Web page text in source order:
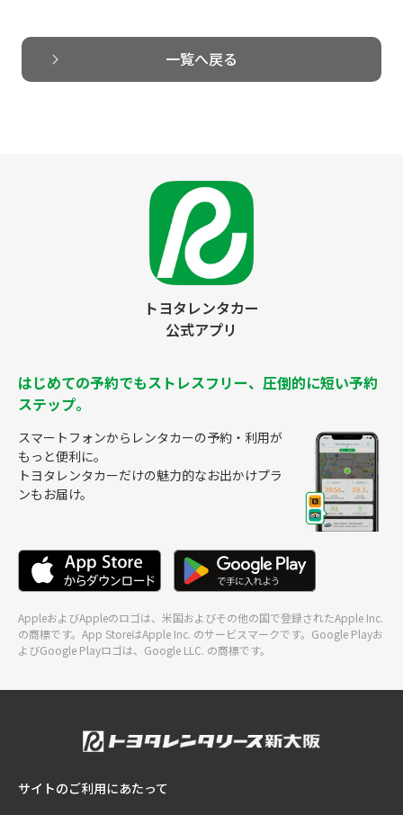
一覧へ戻る
トヨタレンタカー
公式アプリ
はじめての予約でもストレスフリー、圧倒的に短い予約
ステップ。
スマートフォンからレンタカーの予約・利用が
もっと便利に。
トヨタレンタカーだけの魅力的なお出かけプラ
ンもお届け。
AppleおよびAppleのロゴは、米国およびその他の国で登録されたApple Inc.
の商標です。App StoreはApple Inc. のサービスマークです。Google Playお
よびGoogle Playロゴは、Google LLC. の商標です。
サイトのご利用にあたって